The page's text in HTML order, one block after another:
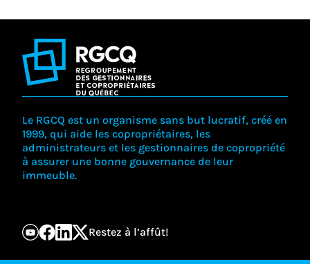
Le RGCQ est un organisme sans but lucratif, créé en
1999, qui aide les copropriétaires, les
administrateurs et les gestionnaires de copropriété
à assurer une bonne gouvernance de leur
immeuble.
Restez à l’affût!